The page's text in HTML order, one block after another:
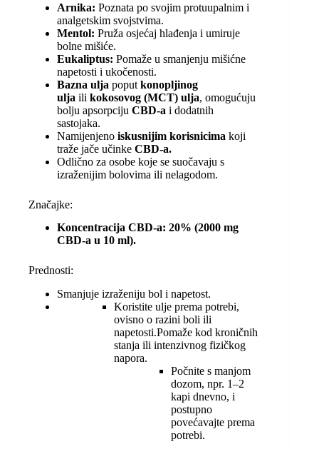
Arnika: Poznata po svojim protuupalnim i
analgetskim svojstvima.
Mentol: Pruža osjećaj hlađenja i umiruje
bolne mišiće.
Eukaliptus: Pomaže u smanjenju mišićne
napetosti i ukočenosti.
Bazna ulja poput konopljinog
ulja ili kokosovog (MCT) ulja, omogućuju
bolju apsorpciju CBD-a i dodatnih
sastojaka.
Namijenjeno iskusnijim korisnicima koji
traže jače učinke CBD-a.
Odlično za osobe koje se suočavaju s
izraženijim bolovima ili nelagodom.
Značajke:
Koncentracija CBD-a: 20% (2000 mg
CBD-a u 10 ml).
Prednosti:
Smanjuje izraženiju bol i napetost.
Koristite ulje prema potrebi,
ovisno o razini boli ili
napetosti.Pomaže kod kroničnih
stanja ili intenzivnog fizičkog
napora.
Počnite s manjom
dozom, npr. 1–2
kapi dnevno, i
postupno
povećavajte prema
potrebi.